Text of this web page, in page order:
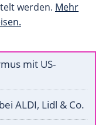
werden. Mehr
mit US-
ALDI, Lidl & Co.